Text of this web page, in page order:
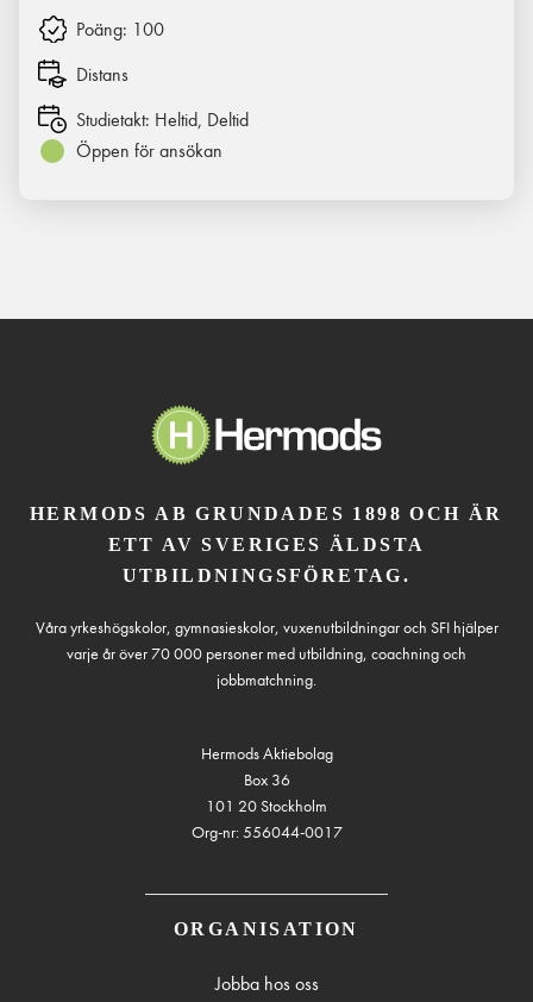
Poäng: 100
Distans
Studietakt: Heltid, Deltid
Öppen för ansökan
HERMODS AB GRUNDADES 1898 OCH ÄR
ETT AV SVERIGES ÄLDSTA
UTBILDNINGSFÖRETAG.
Våra yrkeshögskolor, gymnasieskolor, vuxenutbildningar och SFI hjälper
varje år över 70 000 personer med utbildning, coachning och
jobbmatchning.
Hermods Aktiebolag
Box 36
101 20 Stockholm
Org-nr: 556044-0017
ORGANISATION
Jobba hos oss